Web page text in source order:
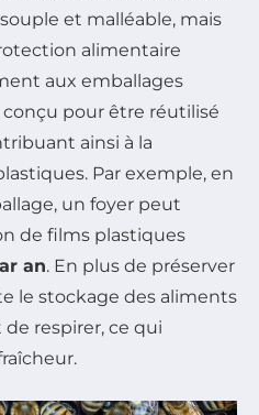
et malléable, mais
alimentaire
aux emballages
pour être réutilisé
ainsi à la
Par exemple, en
un foyer peut
de films plastiques
an. En plus de préserver
le stockage des aliments
respirer, ce qui